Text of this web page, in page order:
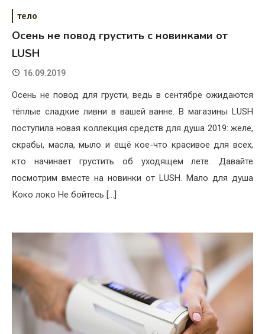
тело
Осень не повод грустить с новинками от
LUSH
16.09.2019
Осень не повод для грусти, ведь в сентябре ожидаются
тёплые сладкие ливни в вашей ванне. В магазины LUSH
поступила новая коллекция средств для душа 2019: желе,
скрабы, масла, мыло и ещё кое-что красивое для всех,
кто начинает грустить об уходящем лете. Давайте
посмотрим вместе на новинки от LUSH. Мало для душа
Коко локо Не бойтесь […]